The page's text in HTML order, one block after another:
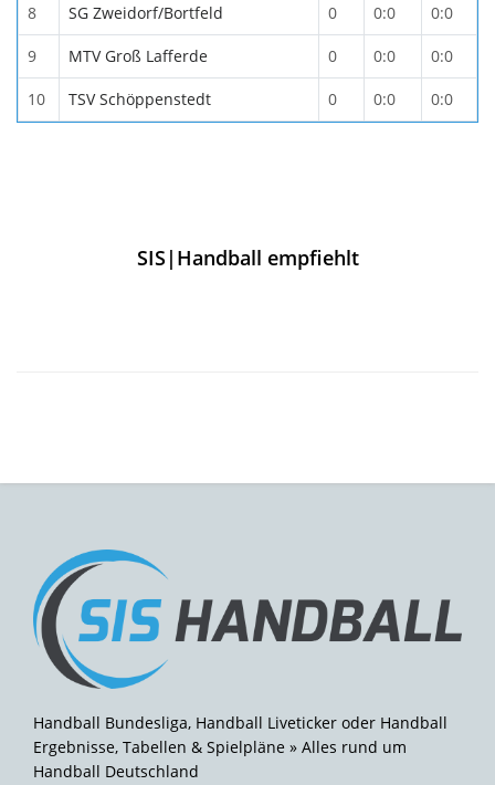
8 SG Zweidorf/Bortfeld 0 0:0 0:0
9 MTV Groß Lafferde 0 0:0 0:0
10 TSV Schöppenstedt 0 0:0 0:0
SIS|Handball empfiehlt
Handball Bundesliga, Handball Liveticker oder Handball
Ergebnisse, Tabellen & Spielpläne » Alles rund um
Handball Deutschland